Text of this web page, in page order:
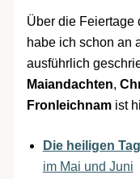
Über die Feiertage
habe ich schon an
ausführlich
Maiandachten,
Fronleichnamist
Die heiligen
im Mai und Juni